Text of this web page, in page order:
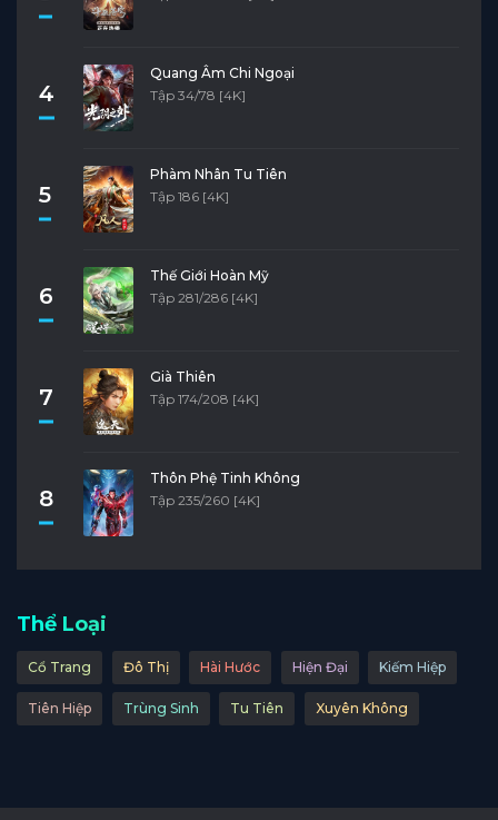
4
Quang Âm Chi Ngoại
Tập 34/78 [4K]
5
Phàm Nhân Tu Tiên
Tập 186 [4K]
6
Thế Giới Hoàn Mỹ
Tập 281/286 [4K]
7
Già Thiên
Tập 174/208 [4K]
8
Thôn Phệ Tinh Không
Tập 235/260 [4K]
Thể Loại
Cổ Trang Đô Thị Hài Hước Hiện Đại Kiếm Hiệp
Tiên Hiệp Trùng Sinh Tu Tiên Xuyên Không